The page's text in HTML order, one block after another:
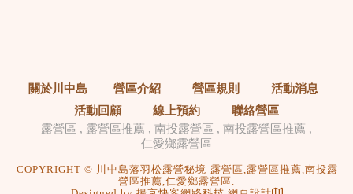
關於川中島 營區介紹 營區規則
活動消息
活動回顧
線上預約
聯絡營區
露營區
露營區推薦 南投露營區
南投露營區推薦
仁愛鄉露營區
COPYRIGHT © 川中島落羽松露營秘境-露營區,露營區推薦,南投露
營區推薦,仁愛鄉露營區.